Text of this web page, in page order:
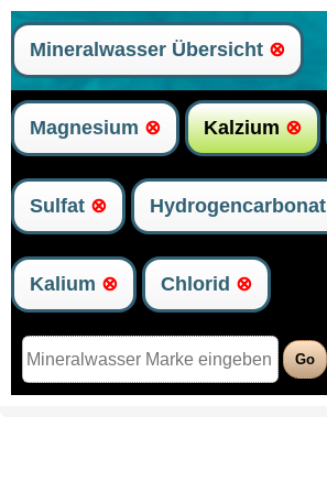
Mineralwasser Übersicht ⊗
Magnesium ⊗ Kalzium⊗
Sulfat ⊗ Hydrogencarbonat
Kalium ⊗ Chlorid ⊗